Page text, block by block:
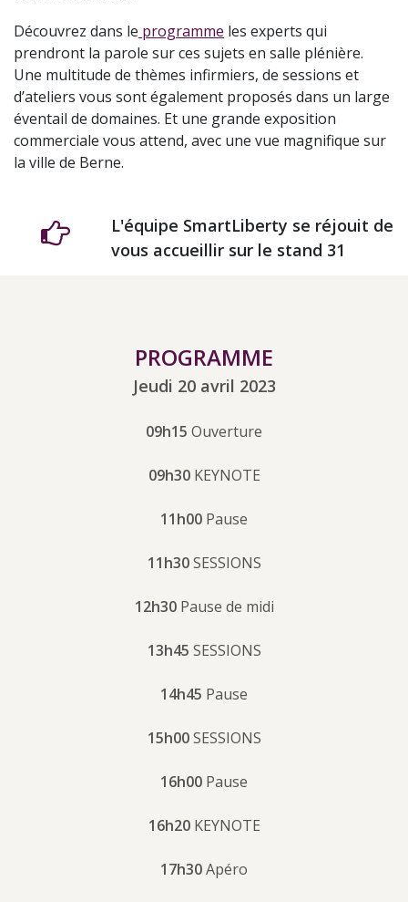
Découvrez dans le programme les experts qui
prendront la parole sur ces sujets en salle plénière.
Une multitude de thèmes infirmiers, de sessions et
d’ateliers vous sont également proposés dans un large
éventail de domaines. Et une grande exposition
commerciale vous attend, avec une vue magnifique sur
la ville de Berne.
L'équipe SmartLiberty se réjouit de
vous accueillir sur le stand 31
PROGRAMME
Jeudi 20 avril 2023
09h15 Ouverture
09h30KEYNOTE
11h00 Pause
11h30SESSIONS
12h30Pause de midi
13h45 SESSIONS
14h45 Pause
15h00SESSIONS
16h00 Pause
16h20KEYNOTE
17h30Apéro